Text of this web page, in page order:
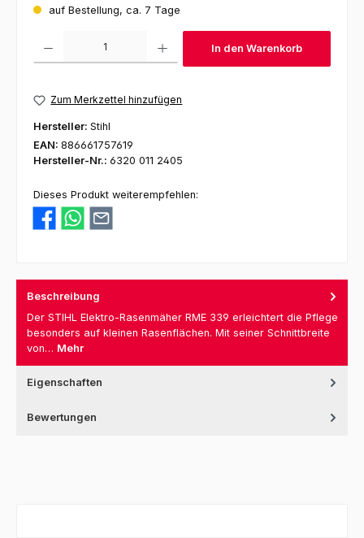
auf Bestellung, ca. 7 Tage
In den Warenkorb
Zum Merkzettel hinzufügen
Hersteller: Stihl
EAN: 886661757619
Hersteller-Nr.: 6320 011 2405
Dieses Produkt weiterempfehlen:
Beschreibung
Der STIHL Elektro-Rasenmäher RME 339 erleichtert die Pflege
besonders auf kleinen Rasenflächen. Mit seiner Schnittbreite
von… Mehr
Eigenschaften
Bewertungen